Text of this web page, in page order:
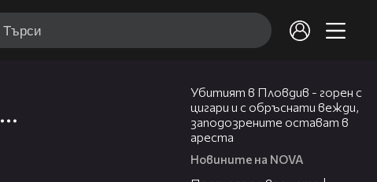
Убитият в Пловдив - горен с
цигари и с обръснати вежди,
заподозрените остават в
ареста
Новините на NOVA